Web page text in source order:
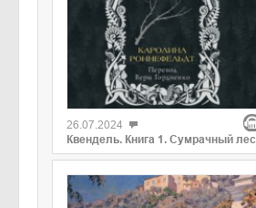
26.07.2024
Квендель. Книга 1. Сумрачный лес